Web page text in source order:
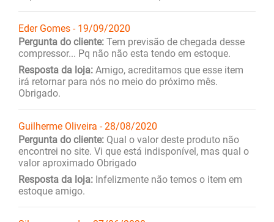
Eder Gomes - 19/09/2020
Pergunta do cliente: Tem previsão de chegada desse
compressor... Pq não não esta tendo em estoque.
Resposta da loja: Amigo, acreditamos que esse item
irá retornar para nós no meio do próximo mês.
Obrigado.
Guilherme Oliveira - 28/08/2020
Pergunta do cliente: Qual o valor deste produto não
encontrei no site. Vi que está indisponível, mas qual o
valor aproximado Obrigado
Resposta da loja: Infelizmente não temos o item em
estoque amigo.